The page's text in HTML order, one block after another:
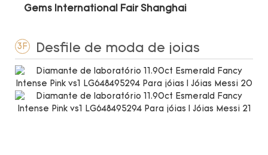
Gems International Fair Shanghai
3F Desfile de moda de joias